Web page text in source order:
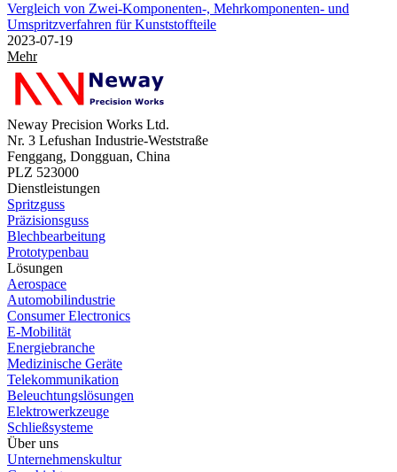
Vergleich von Zwei-Komponenten-, Mehrkomponenten- und
Umspritzverfahren für Kunststoffteile
2023-07-19
Mehr
Neway Precision Works Ltd.
Nr. 3 Lefushan Industrie-Weststraße
Fenggang, Dongguan, China
PLZ 523000
Dienstleistungen
Spritzguss
Präzisionsguss
Blechbearbeitung
Prototypenbau
Lösungen
Aerospace
Automobilindustrie
Consumer Electronics
E-Mobilität
Energiebranche
Medizinische Geräte
Telekommunikation
Beleuchtungslösungen
Elektrowerkzeuge
Schließsysteme
Über uns
Unternehmenskultur